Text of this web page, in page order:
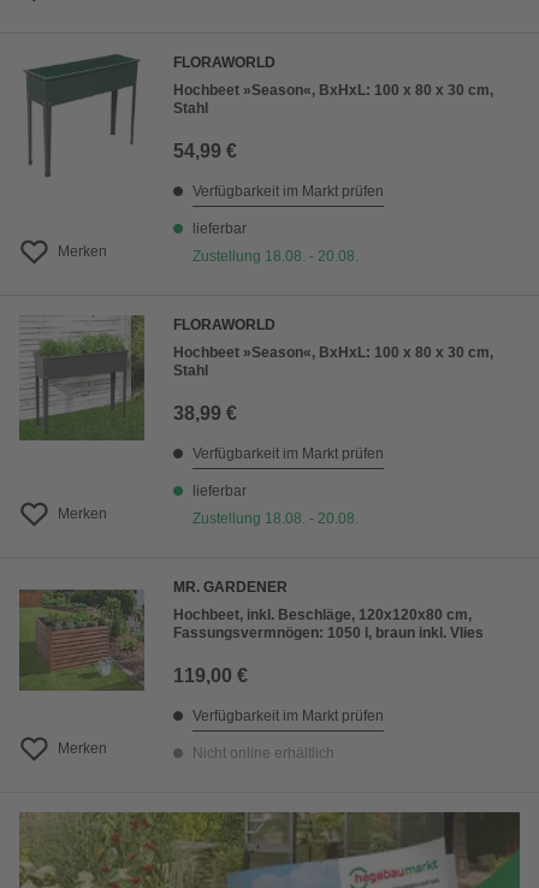
Merken
FLORAWORLD
Hochbeet »Season«, BxHxL: 100 x 80 x 30 cm,
Stahl
54,99 €
Verfügbarkeit im Markt prüfen
lieferbar
Zustellung 18.08. - 20.08.
Merken
FLORAWORLD
Hochbeet »Season«, BxHxL: 100 x 80 x 30 cm,
Stahl
38,99 €
Verfügbarkeit im Markt prüfen
lieferbar
Zustellung 18.08. - 20.08.
Merken
MR. GARDENER
Hochbeet, inkl. Beschläge, 120x120x80 cm,
Fassungsvermnögen: 1050 l, braun inkl. Vlies
119,00 €
Verfügbarkeit im Markt prüfen
Nicht online erhältlich